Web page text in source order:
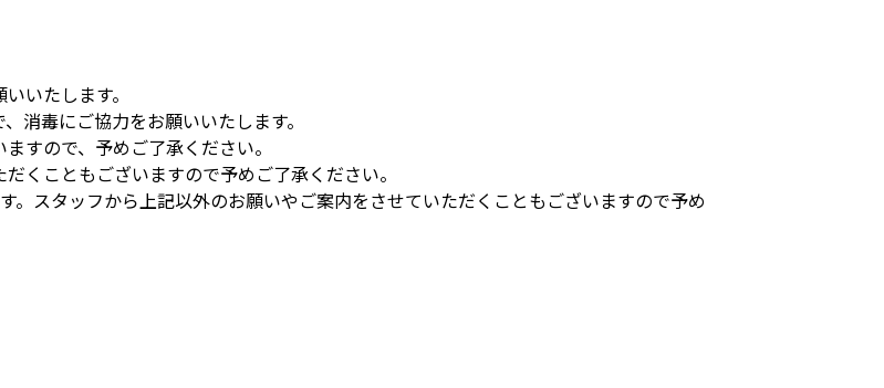
いたします。
消毒にご協力をお願いいたします。
すので、予めご了承ください。
くこともございますので予めご了承ください。
。スタッフから上記以外のお願いやご案内をさせていただくこともございますので予め